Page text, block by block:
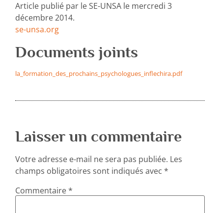
Article publié par le SE-UNSA le mercredi 3
décembre 2014.
se-unsa.org
Documents joints
la_formation_des_prochains_psychologues_inflechira.pdf
Laisser un commentaire
Votre adresse e-mail ne sera pas publiée. Les
champs obligatoires sont indiqués avec*
Commentaire*